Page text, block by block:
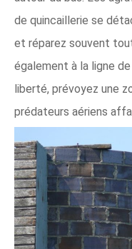
de quincaillerie se
et réparez souvent
également à la ligne
liberté, prévoyez une
prédateurs aériens